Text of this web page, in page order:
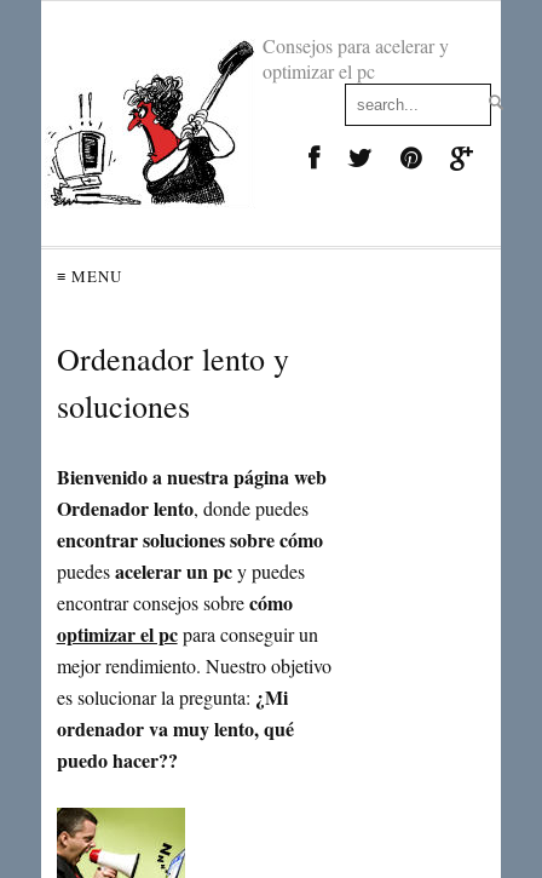
Consejos para acelerar y
optimizar el pc
≡ MENU
Ordenador lento y
soluciones
Bienvenido a nuestra página web
Ordenador lento, donde puedes
encontrar soluciones sobrecómo
puedesacelerar un pcy puedes
encontrar consejos sobrecómo
optimizar el pc para conseguir un
mejor rendimiento. Nuestro objetivo
es solucionar la pregunta: ¿Mi
ordenador va muy lento, qué
puedo hacer??